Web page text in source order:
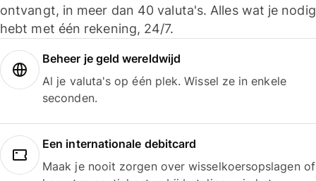
ontvangt, in meer dan 40 valuta's. Alles wat je nodig
hebt met één rekening, 24/7.
Beheer je geld wereldwijd
Al je valuta's op één plek. Wissel ze in enkele
seconden.
Een internationale debitcard
Maak je nooit zorgen over wisselkoersopslagen of